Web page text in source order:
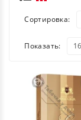
Сортировка:
Показать: